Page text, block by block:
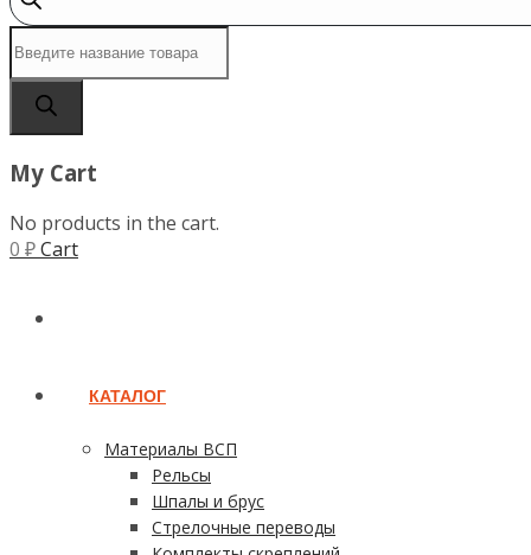
товаров
My Cart
No products in the cart.
0 ₽Cart
КАТАЛОГ
Материалы ВСП
Рельсы
Шпалы и брус
Стрелочные переводы